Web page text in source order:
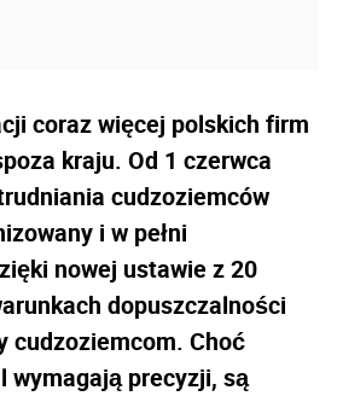
coraz więcej polskich firm
kraju. Od 1 czerwca
cudzoziemców
i w pełni
nowej ustawie z 20
dopuszczalności
cudzoziemcom. Choć
wymagają precyzji, są